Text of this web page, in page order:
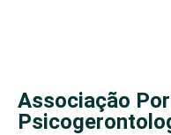
Associação